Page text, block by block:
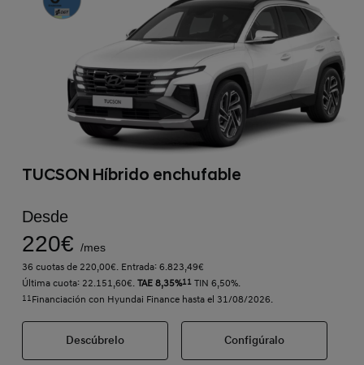
TUCSON Híbrido enchufable
Desde
220€ /mes
36 cuotas de 220,00€. Entrada: 6.823,49€
Última cuota: 22.151,60€. TAE 8,35%11TIN 6,50%.
11Financiación con Hyundai Finance hasta el 31/08/2026.
Descúbrelo Configúralo